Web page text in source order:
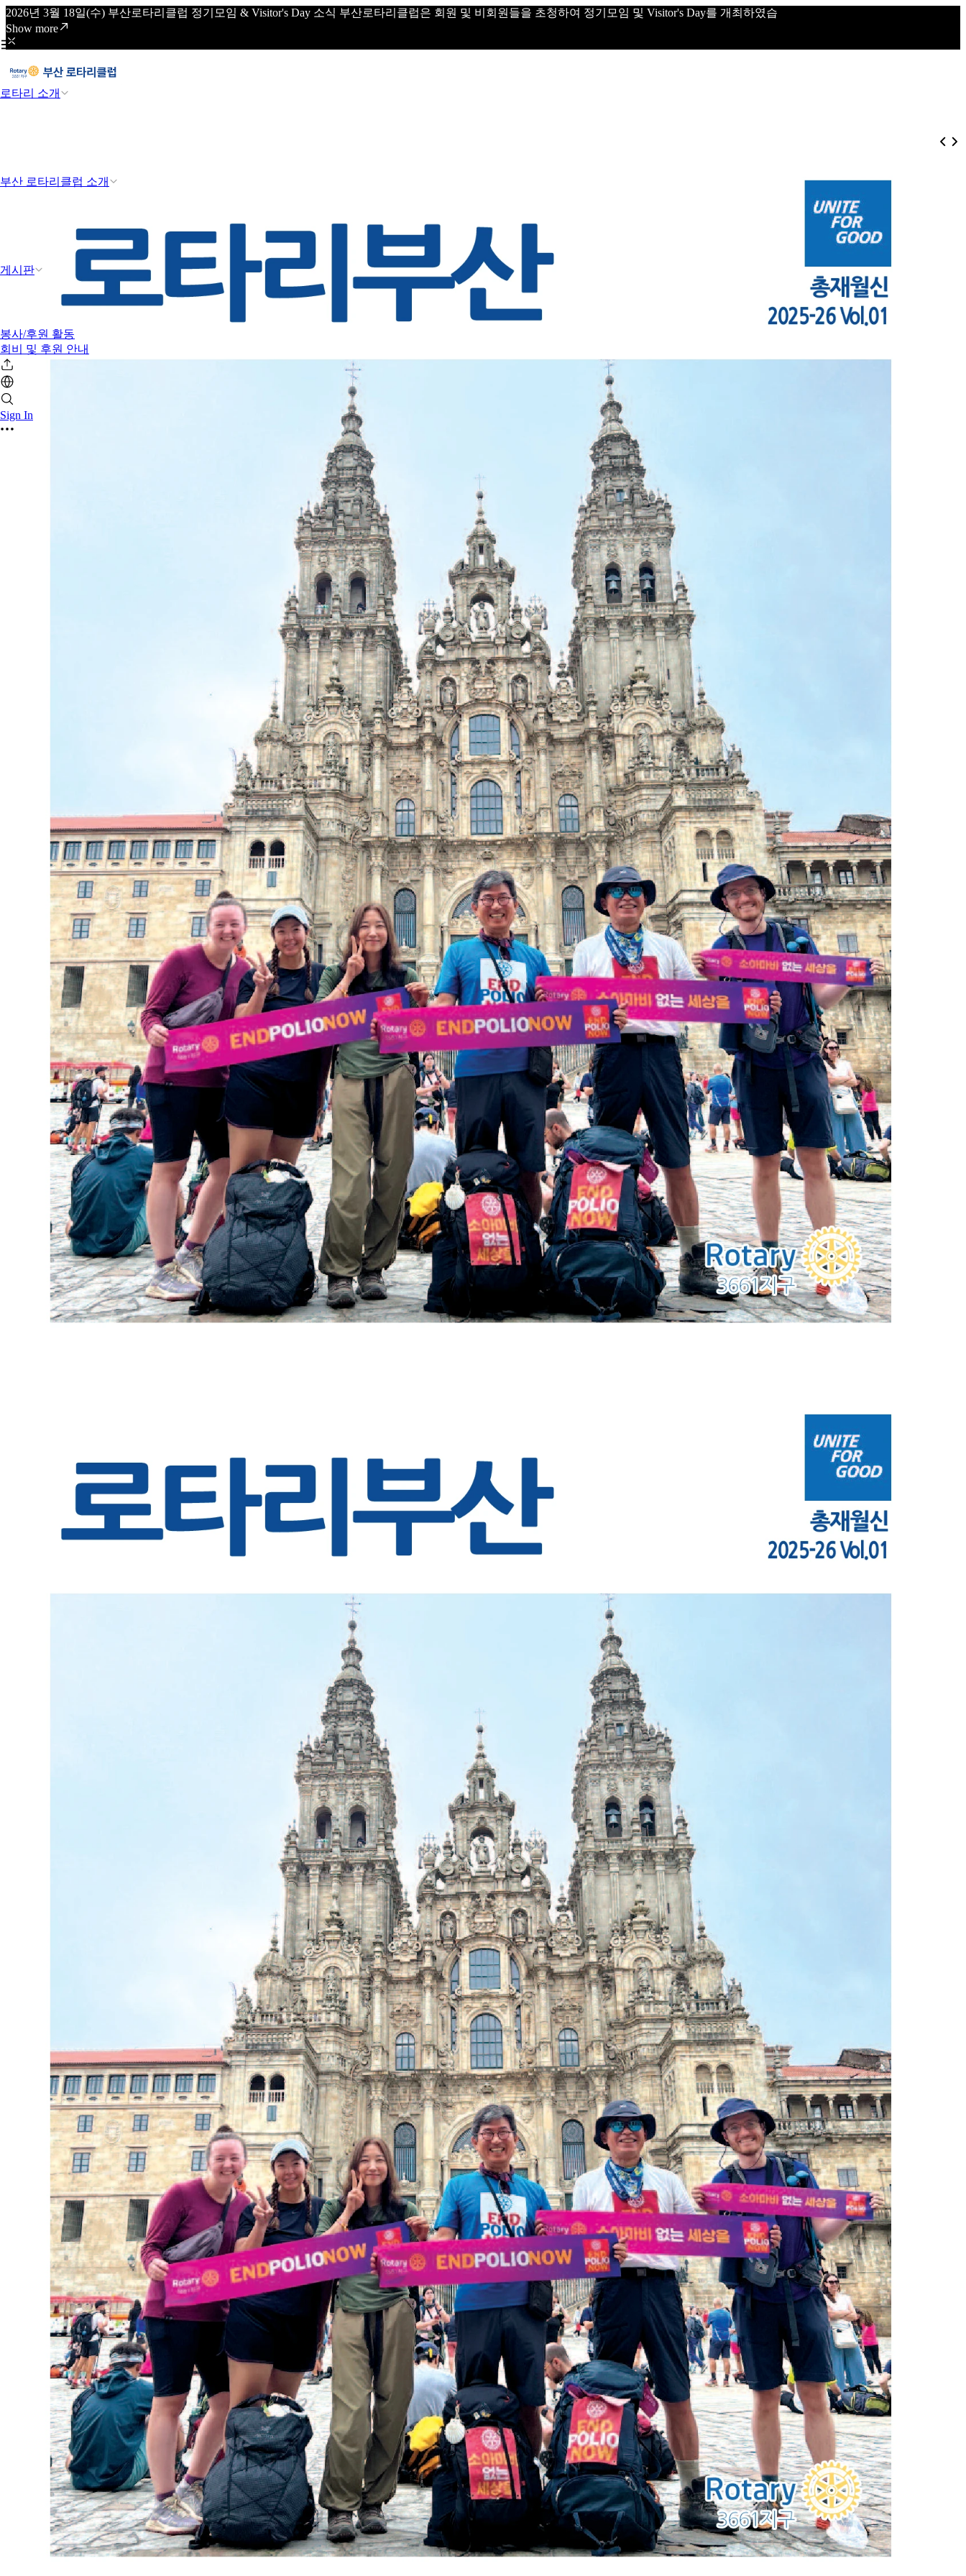
2026년 3월 18일(수) 부산로타리클럽 정기모임 & Visitor's Day 소식 부산로타리클럽은 회원 및 비회원들을 초청하여 정기모임 및 Visitor's Day를 개최하였습
Show more
로타리 소개
부산 로타리클럽 소개
게시판
봉사/후원 활동
회비 및 후원 안내
Sign In